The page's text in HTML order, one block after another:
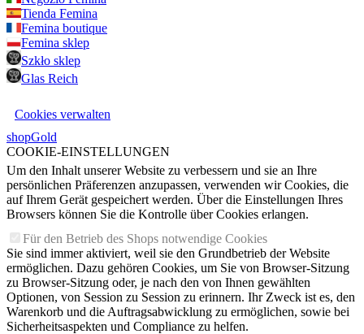
Tienda Femina
Femina boutique
Femina sklep
Szkło sklep
Glas Reich
Cookies verwalten
shopGold
COOKIE-EINSTELLUNGEN
Um den Inhalt unserer Website zu verbessern und sie an Ihre
persönlichen Präferenzen anzupassen, verwenden wir Cookies, die
auf Ihrem Gerät gespeichert werden. Über die Einstellungen Ihres
Browsers können Sie die Kontrolle über Cookies erlangen.
Für den Betrieb des Shops notwendige Cookies
Sie sind immer aktiviert, weil sie den Grundbetrieb der Website
ermöglichen. Dazu gehören Cookies, um Sie von Browser-Sitzung
zu Browser-Sitzung oder, je nach den von Ihnen gewählten
Optionen, von Session zu Session zu erinnern. Ihr Zweck ist es, den
Warenkorb und die Auftragsabwicklung zu ermöglichen, sowie bei
Sicherheitsaspekten und Compliance zu helfen.